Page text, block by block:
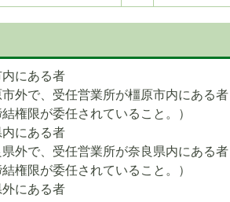
にある者
外で、受任営業所が橿原市内にある者
権限が委任されていること。）
にある者
外で、受任営業所が奈良県内にある者
権限が委任されていること。）
にある者